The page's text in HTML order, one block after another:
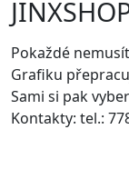
Pokaždé
Grafiku
Sami si pak
Kontakty: tel.: